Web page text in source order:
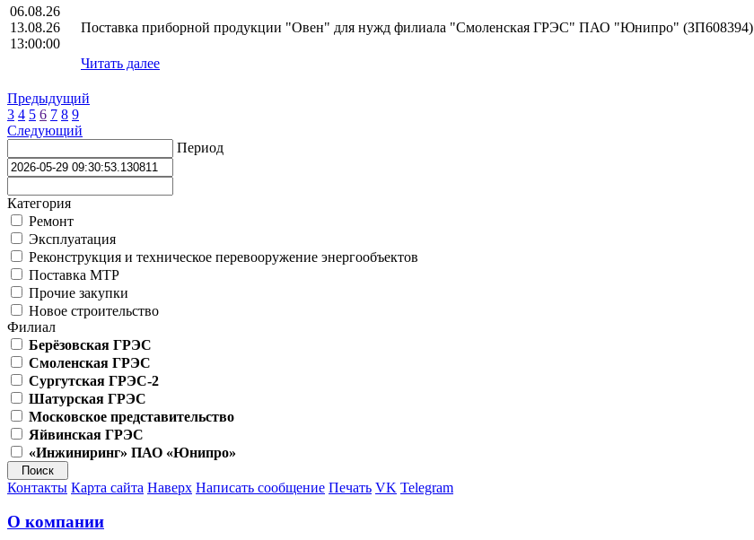
06.08.26
13.08.26
13:00:00
Поставка приборной продукции "Овен" для нужд филиала "Смоленская ГРЭС" ПАО "Юнипро" (ЗП608394)
Читать далее
Предыдущий
3 4 5 6 7 8 9
Следующий
Период
Категория
Ремонт
Эксплуатация
Реконструкция и техническое перевооружение энергообъектов
Поставка МТР
Прочие закупки
Новое строительство
Филиал
Берёзовская ГРЭС
Смоленская ГРЭС
Сургутская ГРЭС-2
Шатурская ГРЭС
Московское представительство
Яйвинская ГРЭС
«Инжиниринг» ПАО «Юнипро»
Контакты Карта сайта Наверх Написать сообщение Печать VK Telegram
О компании